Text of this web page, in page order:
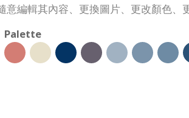
編輯其內容、更換圖片、更改顏色、
Palette